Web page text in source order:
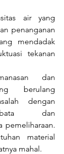
air yang
penanganan
mendadak
tekanan
dan
berulang
dengan
bata dan
pemeliharaan.
material
mahal.